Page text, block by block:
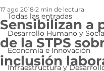
Todas las entradas
Desarrollo Humano y
Economía e Innovación
Infraestructura y
Sensibilizan a
de la STPS
inclusión
17 ago 2018 2 min de lectura